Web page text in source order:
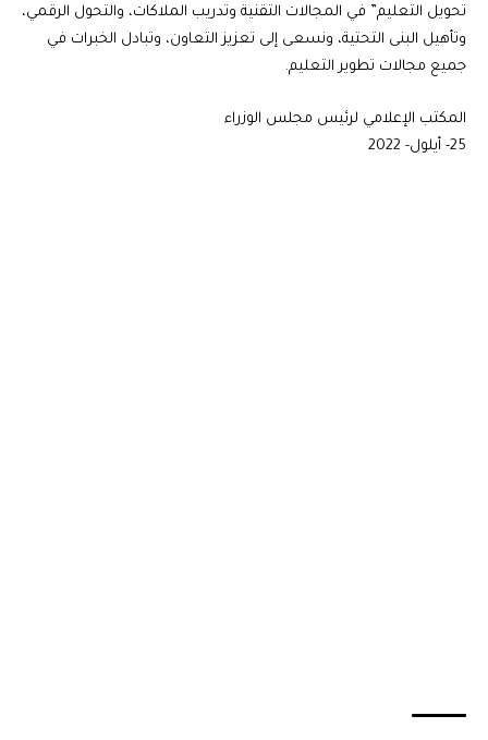
تحويل التعليم” في المجالات التقنية وتدريب الملاكات، والتحول الرقمي،
وتأهيل البنى التحتية، ونسعى إلى تعزيز التعاون، وتبادل الخبرات في
جميع مجالات تطوير التعليم.
المكتب الإعلامي لرئيس مجلس الوزراء
25- أيلول- 2022